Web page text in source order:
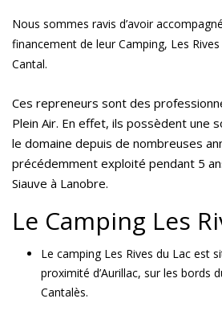
Nous sommes ravis d’avoir
financement de leur Camping, Les
Cantal.
Ces repreneurs sont des
Plein Air. En effet, ils possèdent une
le domaine depuis de nombreuses
précédemment exploité pendant 5
Siauve à Lanobre.
Le Camping Les
Le camping Les Rives du Lac est
proximité d’Aurillac, sur les bords
Cantalès.